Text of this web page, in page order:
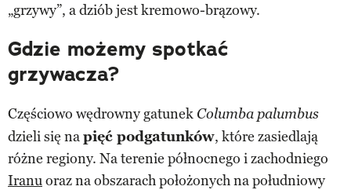
„grzywy”, a dziób jest kremowo-brązowy.
Gdzie możemy spotkać
grzywacza?
Częściowo wędrowny gatunek Columba palumbus
dzieli się napięć podgatunków, które zasiedlają
różne regiony. Na terenie północnego i zachodniego
Iranuoraz na obszarach położonych na południowy